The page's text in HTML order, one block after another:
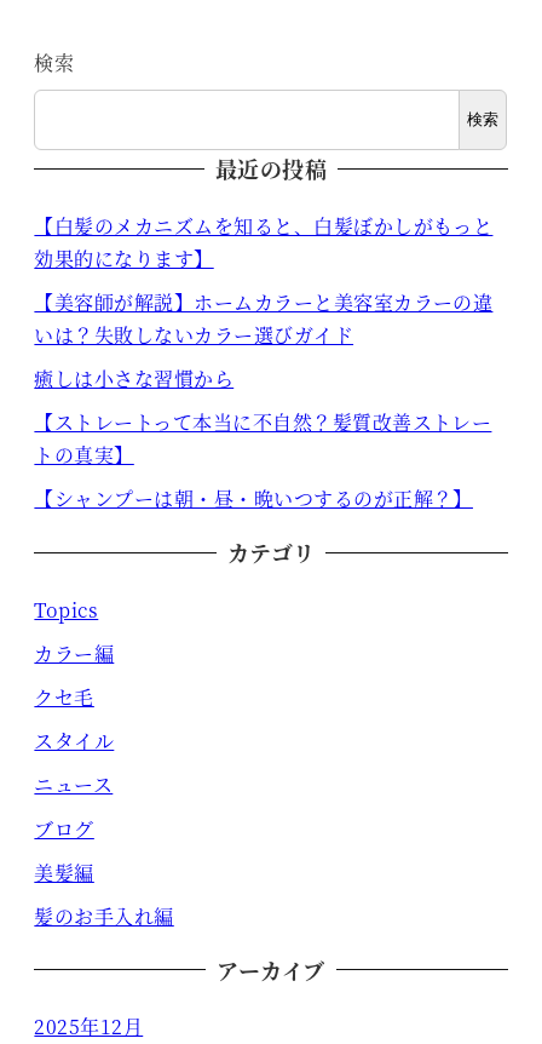
検索
検索
最近の投稿
【白髪のメカニズムを知ると、白髪ぼかしがもっと
効果的になります】
【美容師が解説】ホームカラーと美容室カラーの違
いは？失敗しないカラー選びガイド
癒しは小さな習慣から
【ストレートって本当に不自然？髪質改善ストレー
トの真実】
【シャンプーは朝・昼・晩いつするのが正解？】
カテゴリ
Topics
カラー編
クセ毛
スタイル
ニュース
ブログ
美髪編
髪のお手入れ編
アーカイブ
2025年12月